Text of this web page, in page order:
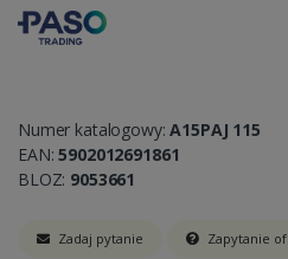
Numer katalogowy:A15PAJ 115
EAN:5902012691861
BLOZ: 9053661
Zadaj pytanie Zapytanie